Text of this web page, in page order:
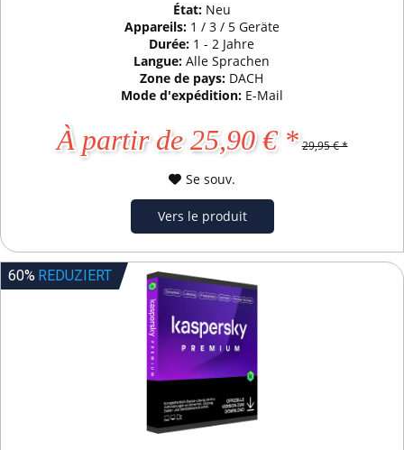
État: Neu
Appareils: 1 / 3 / 5 Geräte
Durée: 1 - 2 Jahre
Langue:Alle Sprachen
Zone de pays: DACH
Mode d'expédition: E-Mail
À partir de 25,90 € * 29,95 € *
Se souv.
Vers le produit
60% REDUZIERT